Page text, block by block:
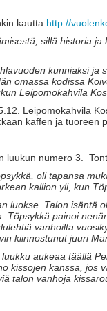
kautta http://
sillä historia
kunniaksi ja
omassa kodissa
Leipomokahvila
Leipomokahvila
kaffen ja tuoreen
luukun numero 3.
oli tapansa
kallion yli, kun
luokse. Talon isäntä
Töpsykkä painoi
vanhoilta
kiinnostunut juuri
aukeaa täällä
kissojen kanssa, jos
talon vanhoja